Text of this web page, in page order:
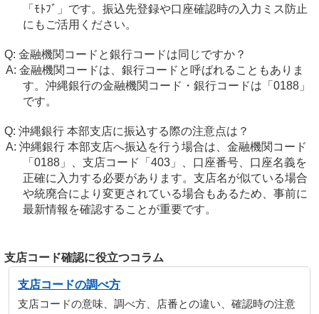
「ﾓﾄﾌﾞ」です。振込先登録や口座確認時の入力ミス防止
にもご活用ください。
金融機関コードと銀行コードは同じですか？
金融機関コードは、銀行コードと呼ばれることもありま
す。沖縄銀行の金融機関コード・銀行コードは「0188」
です。
沖縄銀行 本部支店に振込する際の注意点は？
沖縄銀行 本部支店へ振込を行う場合は、金融機関コード
「0188」、支店コード「403」、口座番号、口座名義を
正確に入力する必要があります。支店名が似ている場合
や統廃合により変更されている場合もあるため、事前に
最新情報を確認することが重要です。
支店コード確認に役立つコラム
支店コードの調べ方
支店コードの意味、調べ方、店番との違い、確認時の注意